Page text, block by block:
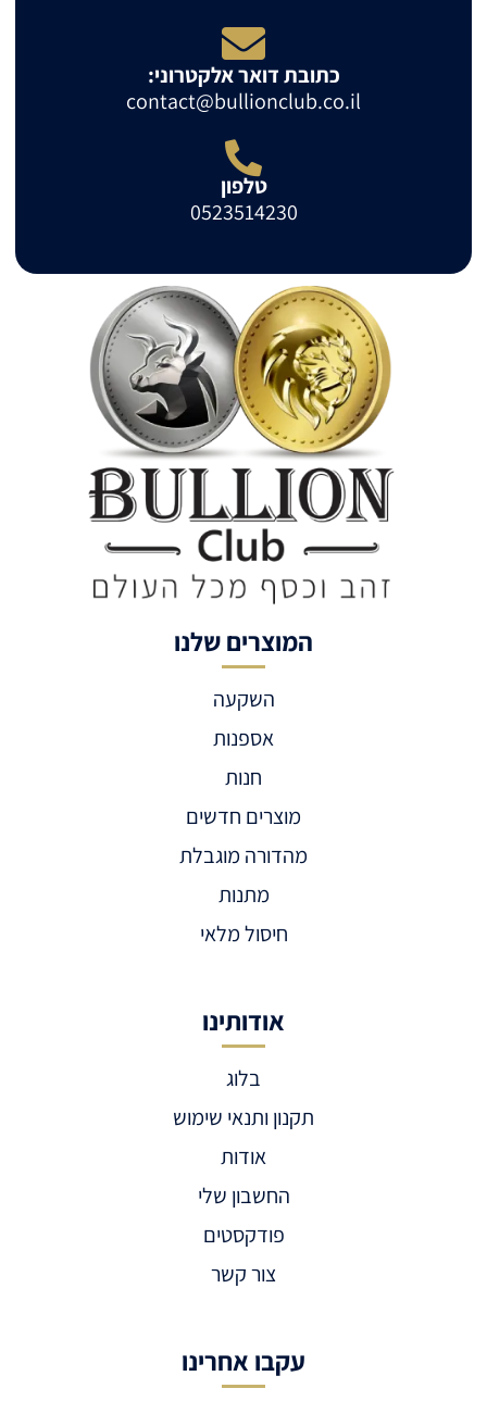
כתובת דואר אלקטרוני:
contact@bullionclub.co.il
טלפון
0523514230
המוצרים שלנו
השקעה
אספנות
חנות
מוצרים חדשים
מהדורה מוגבלת
מתנות
חיסול מלאי
אודותינו
בלוג
תקנון ותנאי שימוש
אודות
החשבון שלי
פודקסטים
צור קשר
עקבו אחרינו